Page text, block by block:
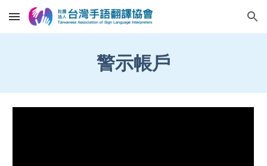
Skip to main content Skip to navigation
警示帳戶